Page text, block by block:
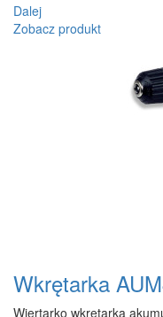
Dalej
Zobacz produkt
Wkrętarka
Wiertarko wkrętarka